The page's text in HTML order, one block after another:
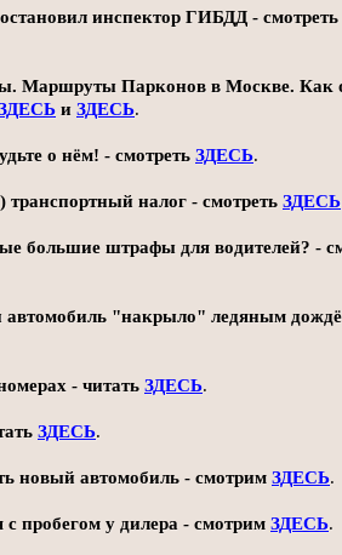
остановил инспектор ГИБДД - смотреть
Маршруты Парконов в Москве. Как
и ЗДЕСЬ.
о нём! - смотреть ЗДЕСЬ.
транспортный налог - смотреть ЗДЕСЬ
большие штрафы для водителей? -
автомобиль "накрыло" ледяным
- читать ЗДЕСЬ.
ЗДЕСЬ.
новый автомобиль - смотрим ЗДЕСЬ.
пробегом у дилера - смотрим ЗДЕСЬ.